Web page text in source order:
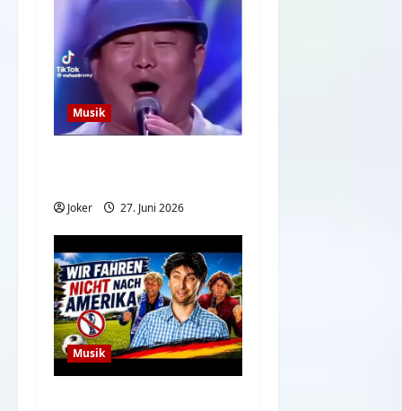
Musik
Joker 27. Juni 2026
Musik